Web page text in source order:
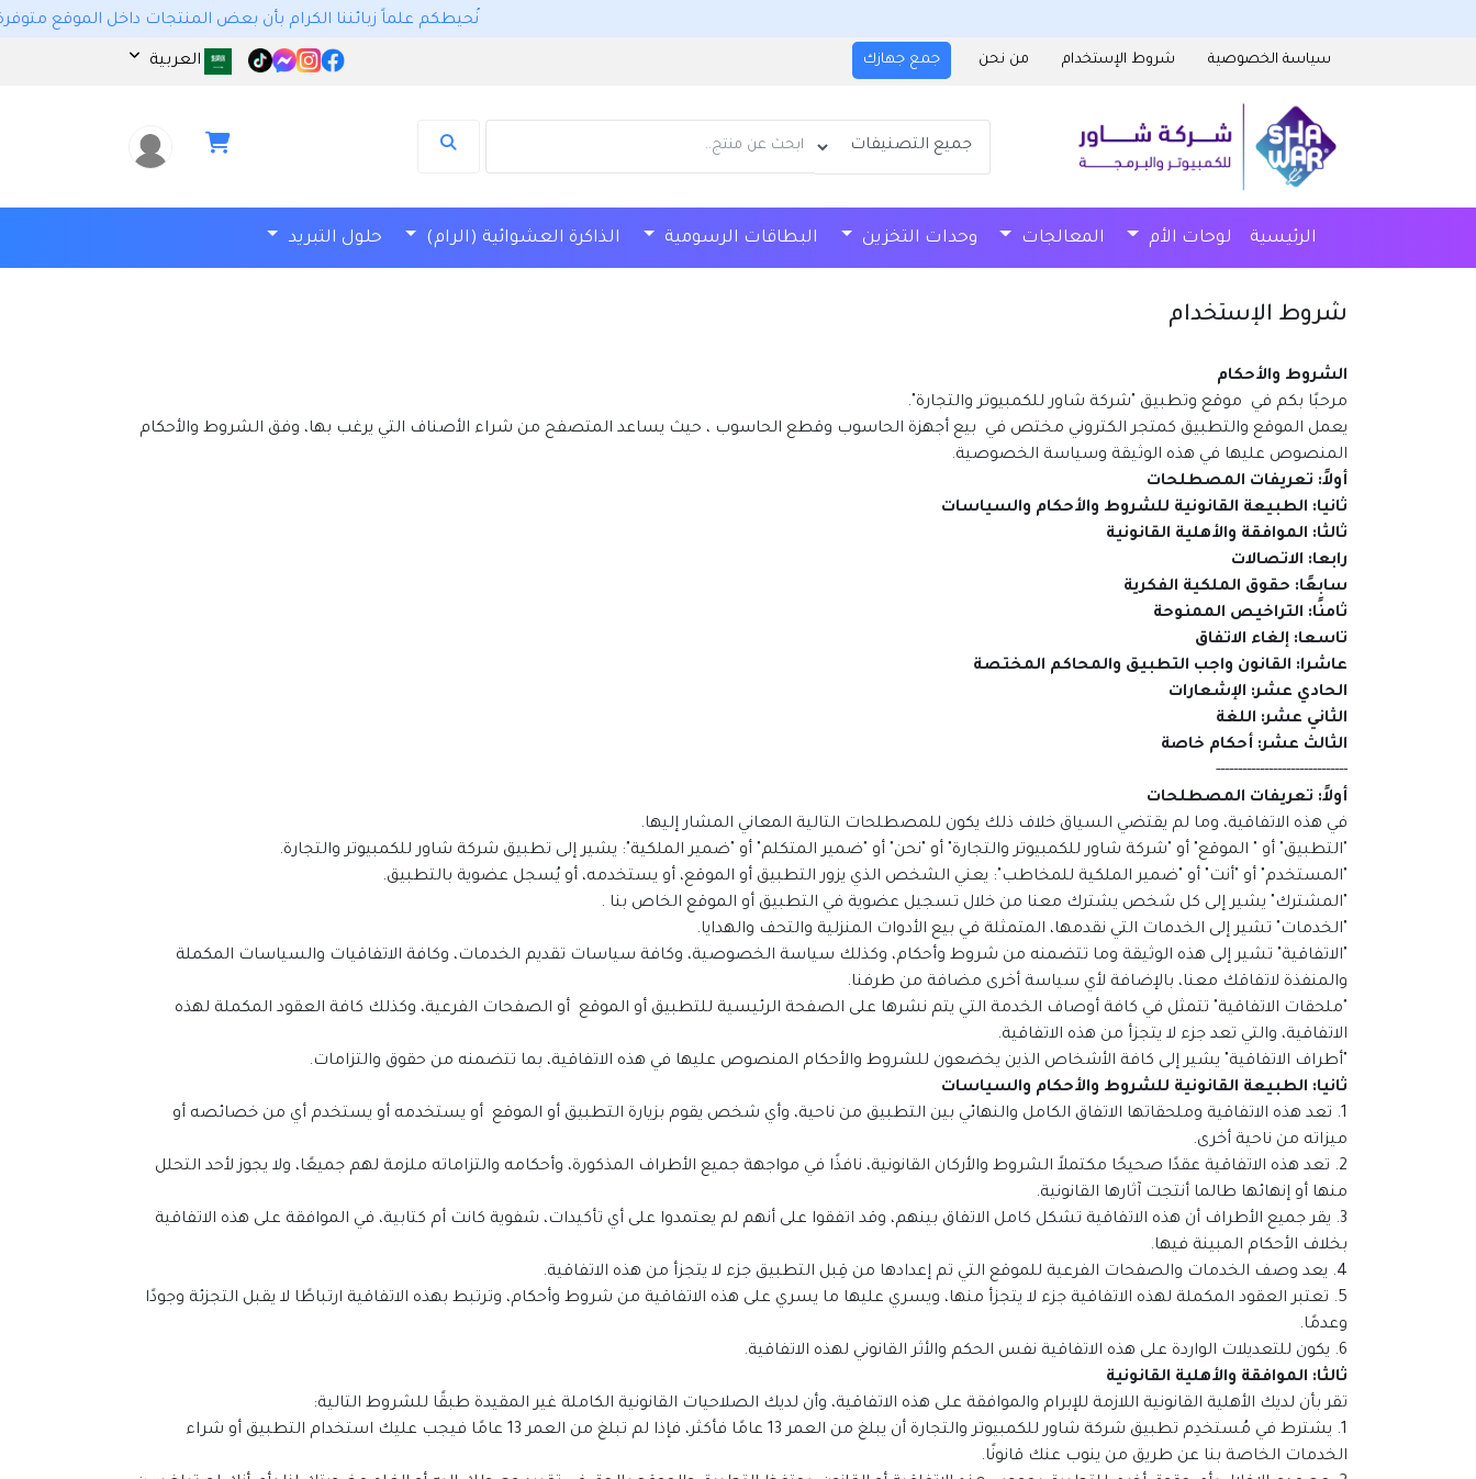
نُحيطكم علماً زبائننا الكرام بأن بعض المنتجات داخل الموقع متوفرة عبر الطلب المسبق وهي
سياسة الخصوصية شروط الإستخدام من نحن جمع جهازك العربية
الرئيسية لوحات الأم المعالجات وحدات التخزين البطاقات الرسومية الذاكرة العشوائية (الرام) حلول التبريد
شروط الإستخدام
الشروط والأحكام
مرحبًا بكم في موقع وتطبيق "شركة شاور للكمبيوتر والتجارة".
يعمل الموقع والتطبيق كمتجر الكتروني مختص في بيع أجهزة الحاسوب وقطع الحاسوب ، حيث يساعد المتصفح من شراء الأصناف التي يرغب بها، وفق الشروط والأحكام
المنصوص عليها في هذه الوثيقة وسياسة الخصوصية.
أولاً: تعريفات المصطلحات
ثانيا: الطبيعة القانونية للشروط والأحكام والسياسات
ثالثا: الموافقة والأهلية القانونية
رابعا: الاتصالات
سابعًا: حقوق الملكية الفكرية
ثامنًا: التراخيص الممنوحة
تاسعا: إلغاء الاتفاق
عاشرا: القانون واجب التطبيق والمحاكم المختصة
الحادي عشر: الإشعارات
الثاني عشر: اللغة
الثالث عشر: أحكام خاصة
------------------------------
أولاً: تعريفات المصطلحات
في هذه الاتفاقية، وما لم يقتضي السياق خلاف ذلك يكون للمصطلحات التالية المعاني المشار إليها.
"التطبيق" أو " الموقع" أو "شركة شاور للكمبيوتر والتجارة" أو "نحن" أو "ضمير المتكلم" أو "ضمير الملكية": يشير إلى تطبيق شركة شاور للكمبيوتر والتجارة.
"المستخدم" أو "أنت" أو "ضمير الملكية للمخاطب": يعني الشخص الذي يزور التطبيق أو الموقع، أو يستخدمه، أو يُسجل عضوية بالتطبيق.
"المشترك" يشير إلى كل شخص يشترك معنا من خلال تسجيل عضوية في التطبيق أو الموقع الخاص بنا .
"الخدمات" تشير إلى الخدمات التي نقدمها، المتمثلة في بيع الأدوات المنزلية والتحف والهدايا.
"الاتفاقية" تشير إلى هذه الوثيقة وما تتضمنه من شروط وأحكام، وكذلك سياسة الخصوصية، وكافة سياسات تقديم الخدمات، وكافة الاتفاقيات والسياسات المكملة
والمنفذة لاتفاقك معنا، بالإضافة لأي سياسة أخرى مضافة من طرفنا.
"ملحقات الاتفاقية" تتمثل في كافة أوصاف الخدمة التي يتم نشرها على الصفحة الرئيسية للتطبيق أو الموقع أو الصفحات الفرعية، وكذلك كافة العقود المكملة لهذه
الاتفاقية، والتي تعد جزء لا يتجزأ من هذه الاتفاقية.
"أطراف الاتفاقية" يشير إلى كافة الأشخاص الذين يخضعون للشروط والأحكام المنصوص عليها في هذه الاتفاقية، بما تتضمنه من حقوق والتزامات.
ثانيا: الطبيعة القانونية للشروط والأحكام والسياسات
1. تعد هذه الاتفاقية وملحقاتها الاتفاق الكامل والنهائي بين التطبيق من ناحية، وأي شخص يقوم بزيارة التطبيق أو الموقع أو يستخدمه أو يستخدم أي من خصائصه أو
ميزاته من ناحية أخرى.
2. تعد هذه الاتفاقية عقدًا صحيحًا مكتملاً الشروط والأركان القانونية، نافذًا في مواجهة جميع الأطراف المذكورة، وأحكامه والتزاماته ملزمة لهم جميعًا، ولا يجوز لأحد التحلل
منها أو إنهائها طالما أنتجت آثارها القانونية.
3. يقر جميع الأطراف أن هذه الاتفاقية تشكل كامل الاتفاق بينهم، وقد اتفقوا على أنهم لم يعتمدوا على أي تأكيدات، شفوية كانت أم كتابية، في الموافقة على هذه الاتفاقية
بخلاف الأحكام المبينة فيها.
4. يعد وصف الخدمات والصفحات الفرعية للموقع التي تم إعدادها من قِبل التطبيق جزء لا يتجزأ من هذه الاتفاقية.
5. تعتبر العقود المكملة لهذه الاتفاقية جزء لا يتجزأ منها، ويسري عليها ما يسري على هذه الاتفاقية من شروط وأحكام، وترتبط بهذه الاتفاقية ارتباطًا لا يقبل التجزئة وجودًا
وعدمًا.
6. يكون للتعديلات الواردة على هذه الاتفاقية نفس الحكم والأثر القانوني لهذه الاتفاقية.
ثالثا: الموافقة والأهلية القانونية
تقر بأن لديك الأهلية القانونية اللازمة للإبرام والموافقة على هذه الاتفاقية، وأن لديك الصلاحيات القانونية الكاملة غير المقيدة طبقًا للشروط التالية:
1. يشترط في مُستخدِم تطبيق شركة شاور للكمبيوتر والتجارة أن يبلغ من العمر 13 عامًا فأكثر، فإذا لم تبلغ من العمر 13 عامًا فيجب عليك استخدام التطبيق أو شراء
الخدمات الخاصة بنا عن طريق من ينوب عنك قانونًا.